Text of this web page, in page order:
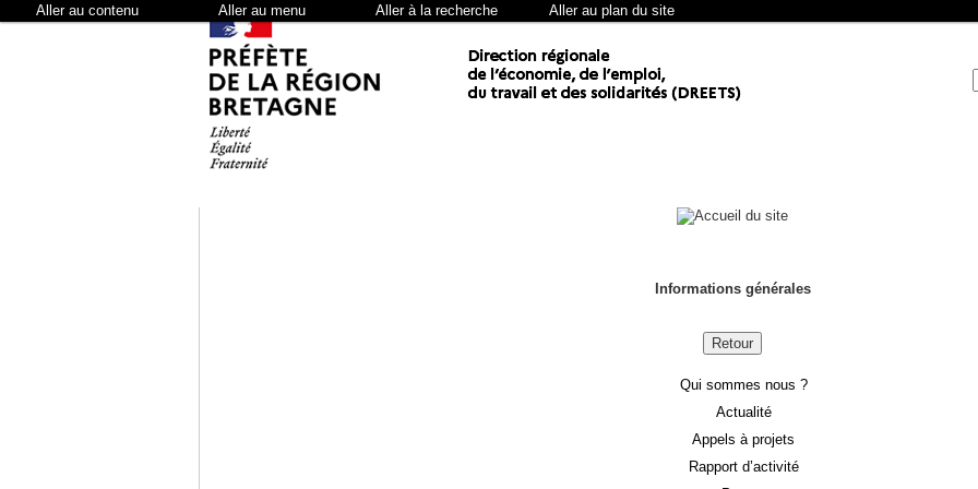
Aller au contenu Aller au menu Aller à la recherche Aller au plan du site
Informations générales
Retour
Qui sommes nous ?
Actualité
Appels à projets
Rapport d’activité